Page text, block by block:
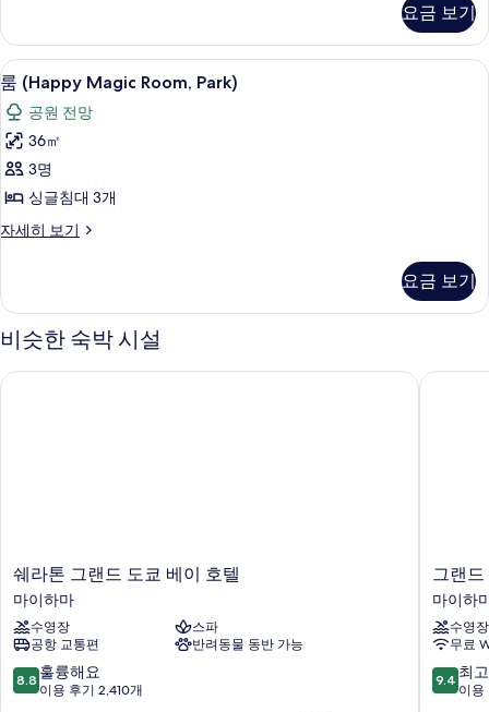
자
세
히
보
기
요금 보기
룸
(Happy
Magic
Room,
Park)
사
진
보
기
룸 (Happy Magic Room, Park) | 객실
14
룸 (Happy Magic Room, Park)
공원 전망
36㎡
3명
싱글침대 3개
자세히 보기
룸
Park)
세
보
요금 보기
비슷한 숙박 시설
쉐
라
톤
그
랜
드
도
쉐라톤 그랜드 도쿄 베이 호텔
마이하마
수영장
스파
공항 교통편
반려동물 동반 가능
10
점
8.8 훌륭해요
이용 후기 2,410개
쉐라톤 그랜드 도쿄 베이 호텔
그
랜
드
닛
코
도
쿄
그랜
마이하
수영장
무료
10
점
9.4 최
이용
그랜드